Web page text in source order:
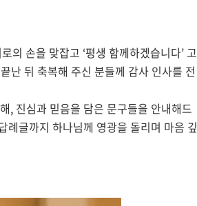
의 손을 맞잡고 ‘평생 함께하겠습니다’ 고
난 뒤 축복해 주신 분들께 감사 인사를 전
, 진심과 믿음을 담은 문구들을 안내해드
례글까지 하나님께 영광을 돌리며 마음 깊